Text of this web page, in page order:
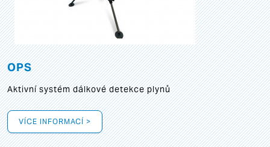
OPS
Aktivní systém dálkové detekce plynů
VÍCE INFORMACÍ >